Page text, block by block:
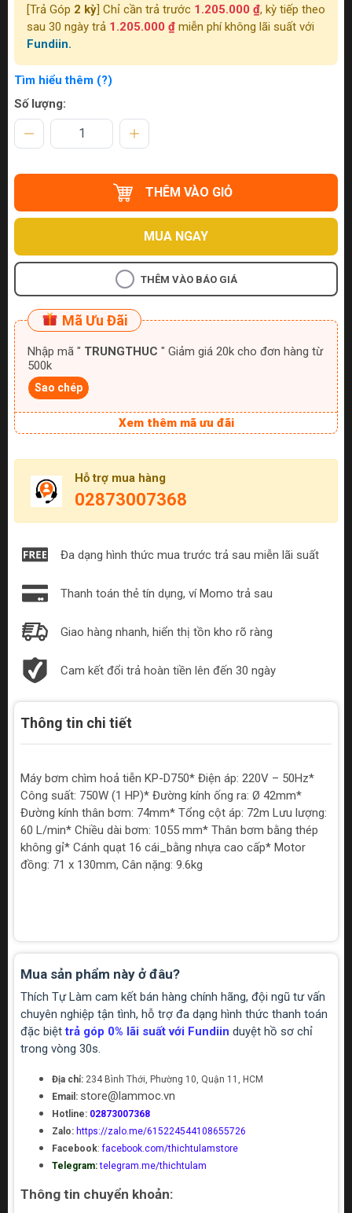
[Trả Góp 2 kỳ ] Chỉ cần trả trước 1.205.000 ₫, kỳ tiếp theo
sau 30 ngày trả 1.205.000 ₫ miễn phí không lãi suất với
Fundiin.
Tìm hiểu thêm (?)
Số lượng:
THÊM VÀO GIỎ
MUA NGAY
THÊM VÀO BÁO GIÁ
Mã Ưu Đãi
Nhập mã " TRUNGTHUC " Giảm giá 20k cho đơn hàng từ
500k
Sao chép
Xem thêm mã ưu đãi
Hỗ trợ mua hàng
02873007368
Đa dạng hình thức mua trước trả sau miễn lãi suất
Thanh toán thẻ tín dụng, ví Momo trả sau
Giao hàng nhanh, hiển thị tồn kho rõ ràng
Cam kết đổi trả hoàn tiền lên đến 30 ngày
Thông tin chi tiết
Máy bơm chìm hoả tiễn KP-D750* Điện áp: 220V – 50Hz*
Công suất: 750W (1 HP)* Đường kính ống ra: Ø 42mm*
Đường kính thân bơm: 74mm* Tổng cột áp: 72m Lưu lượng:
60 L/min* Chiều dài bơm: 1055 mm* Thân bơm bằng thép
không gỉ* Cánh quạt 16 cái_bằng nhựa cao cấp* Motor
đồng: 71 x 130mm, Cân nặng: 9.6kg
Mua sản phẩm này ở đâu?
Thích Tự Làm cam kết bán hàng chính hãng, đội ngũ tư vấn
chuyên nghiệp tận tình, hỗ trợ đa dạng hình thức thanh toán
đặc biệttrả góp 0% lãi suất với Fundiin duyệt hồ sơ chỉ
trong vòng 30s.
Địa chỉ: 234 Bình Thới, Phường 10, Quận 11, HCM
Email: store@lammoc.vn
Hotline: 02873007368
Zalo: https://zalo.me/615224544108655726
Facebook:facebook.com/thichtulamstore
Telegram: telegram.me/thichtulam
Thông tin chuyển khoản: